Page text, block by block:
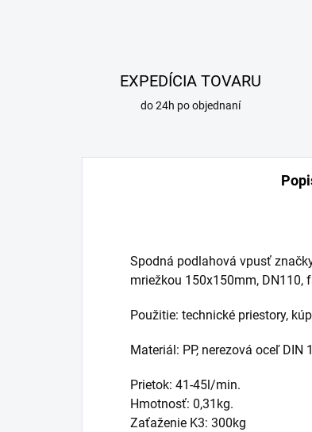
EXPEDÍCIA TOVARU
do 24h po objednaní
Spodná podlahová vpusť
mriežkou 150x150mm, DN110,
Použitie: technické priestory,
Materiál: PP, nerezová oceľ DIN
Prietok: 41-45l/min.
Hmotnosť: 0,31kg.
Zaťaženie K3: 300kg